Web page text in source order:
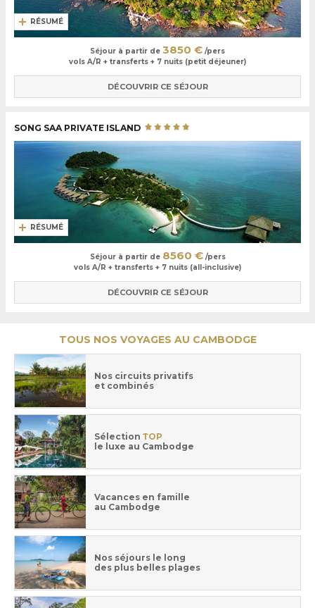
RÉSUMÉ
Séjour à partir de 3850 € /pers
vols A/R + transferts + 7 nuits (petit déjeuner)
DÉCOUVRIR CE SÉJOUR
SONG SAA PRIVATE ISLAND
RÉSUMÉ
Séjour à partir de 8560 €/pers
vols A/R + transferts + 7 nuits (all-inclusive)
DÉCOUVRIR CE SÉJOUR
TOUS NOS VOYAGES AU CAMBODGE
Nos circuits privatifs
et combinés
Sélection TOP
le luxe au Cambodge
Vacances en famille
au Cambodge
Nos séjours le long
des plus belles plages